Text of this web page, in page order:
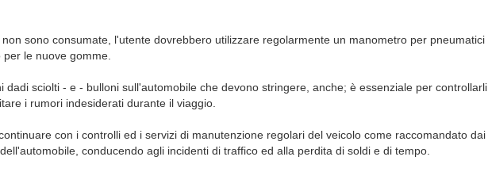
sono consumate, l'utente dovrebbero utilizzare regolarmente un manometro per pneumatici
le nuove gomme.
dadi sciolti - e - bulloni sull'automobile che devono stringere, anche; è essenziale per controllarli
i rumori indesiderati durante il viaggio.
con i controlli ed i servizi di manutenzione regolari del veicolo come raccomandato dai
conducendo agli incidenti di traffico ed alla perdita di soldi e di tempo.